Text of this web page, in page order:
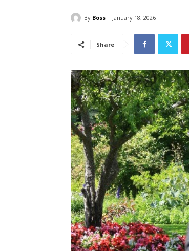
By Boss January 18, 2026
Share